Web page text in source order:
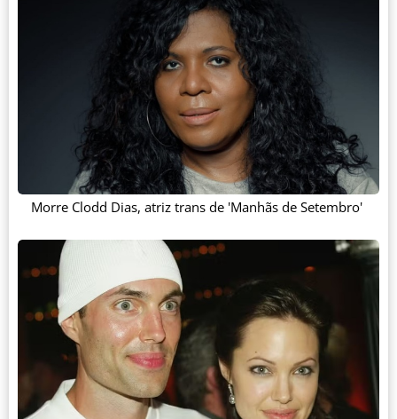
Morre Clodd Dias, atriz trans de 'Manhãs de Setembro'